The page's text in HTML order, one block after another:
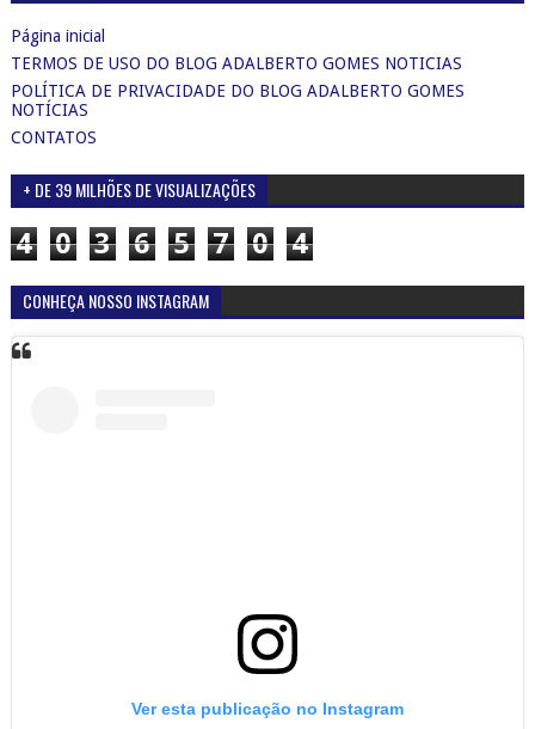
Página inicial
TERMOS DE USO DO BLOG ADALBERTO GOMES NOTICIAS
POLÍTICA DE PRIVACIDADE DO BLOG ADALBERTO GOMES
NOTÍCIAS
CONTATOS
+ DE 39 MILHÕES DE VISUALIZAÇÕES
4 0 3 6 5 7 0 4
CONHEÇA NOSSO INSTAGRAM
Ver esta publicação no Instagram